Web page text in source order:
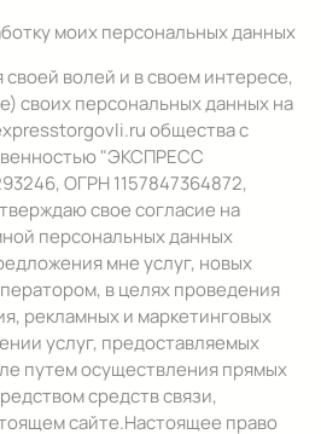
моих персональных данных
волей и в своем интересе,
своих персональных данных на
общества с
"ЭКСПРЕСС
ОГРН 1157847364872,
свое согласие на
персональных данных
мне услуг, новых
в целях проведения
рекламных и маркетинговых
услуг, предоставляемых
путем осуществления прямых
средств связи,
сайте.Настоящее право